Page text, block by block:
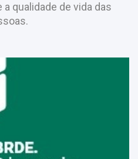
qualidade de vida das